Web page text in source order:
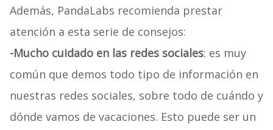
Además, PandaLabs recomienda prestar
atención a esta serie de consejos:
-Mucho cuidado en las redes sociales: es muy
común que demos todo tipo de información en
nuestras redes sociales, sobre todo de cuándo y
dónde vamos de vacaciones. Esto puede ser un